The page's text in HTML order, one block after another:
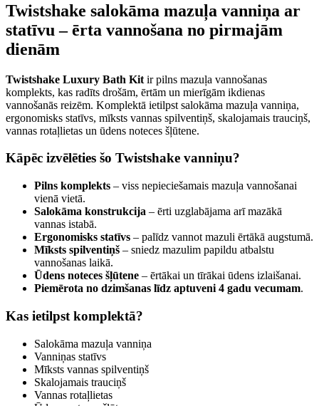
Twistshake salokāma mazuļa vanniņa ar
statīvu – ērta vannošana no pirmajām
dienām
Twistshake Luxury Bath Kit ir pilns mazuļa vannošanas
komplekts, kas radīts drošām, ērtām un mierīgām ikdienas
vannošanās reizēm. Komplektā ietilpst salokāma mazuļa vanniņa,
ergonomisks statīvs, mīksts vannas spilventiņš, skalojamais trauciņš,
vannas rotaļlietas un ūdens noteces šļūtene.
Kāpēc izvēlēties šo Twistshake vanniņu?
Pilns komplekts – viss nepieciešamais mazuļa vannošanai
vienā vietā.
Salokāma konstrukcija – ērti uzglabājama arī mazākā
vannas istabā.
Ergonomisks statīvs – palīdz vannot mazuli ērtākā augstumā.
Mīksts spilventiņš – sniedz mazulim papildu atbalstu
vannošanas laikā.
Ūdens noteces šļūtene – ērtākai un tīrākai ūdens izlaišanai.
Piemērota no dzimšanas līdz aptuveni 4 gadu vecumam.
Kas ietilpst komplektā?
Salokāma mazuļa vanniņa
Vanniņas statīvs
Mīksts vannas spilventiņš
Skalojamais trauciņš
Vannas rotaļlietas